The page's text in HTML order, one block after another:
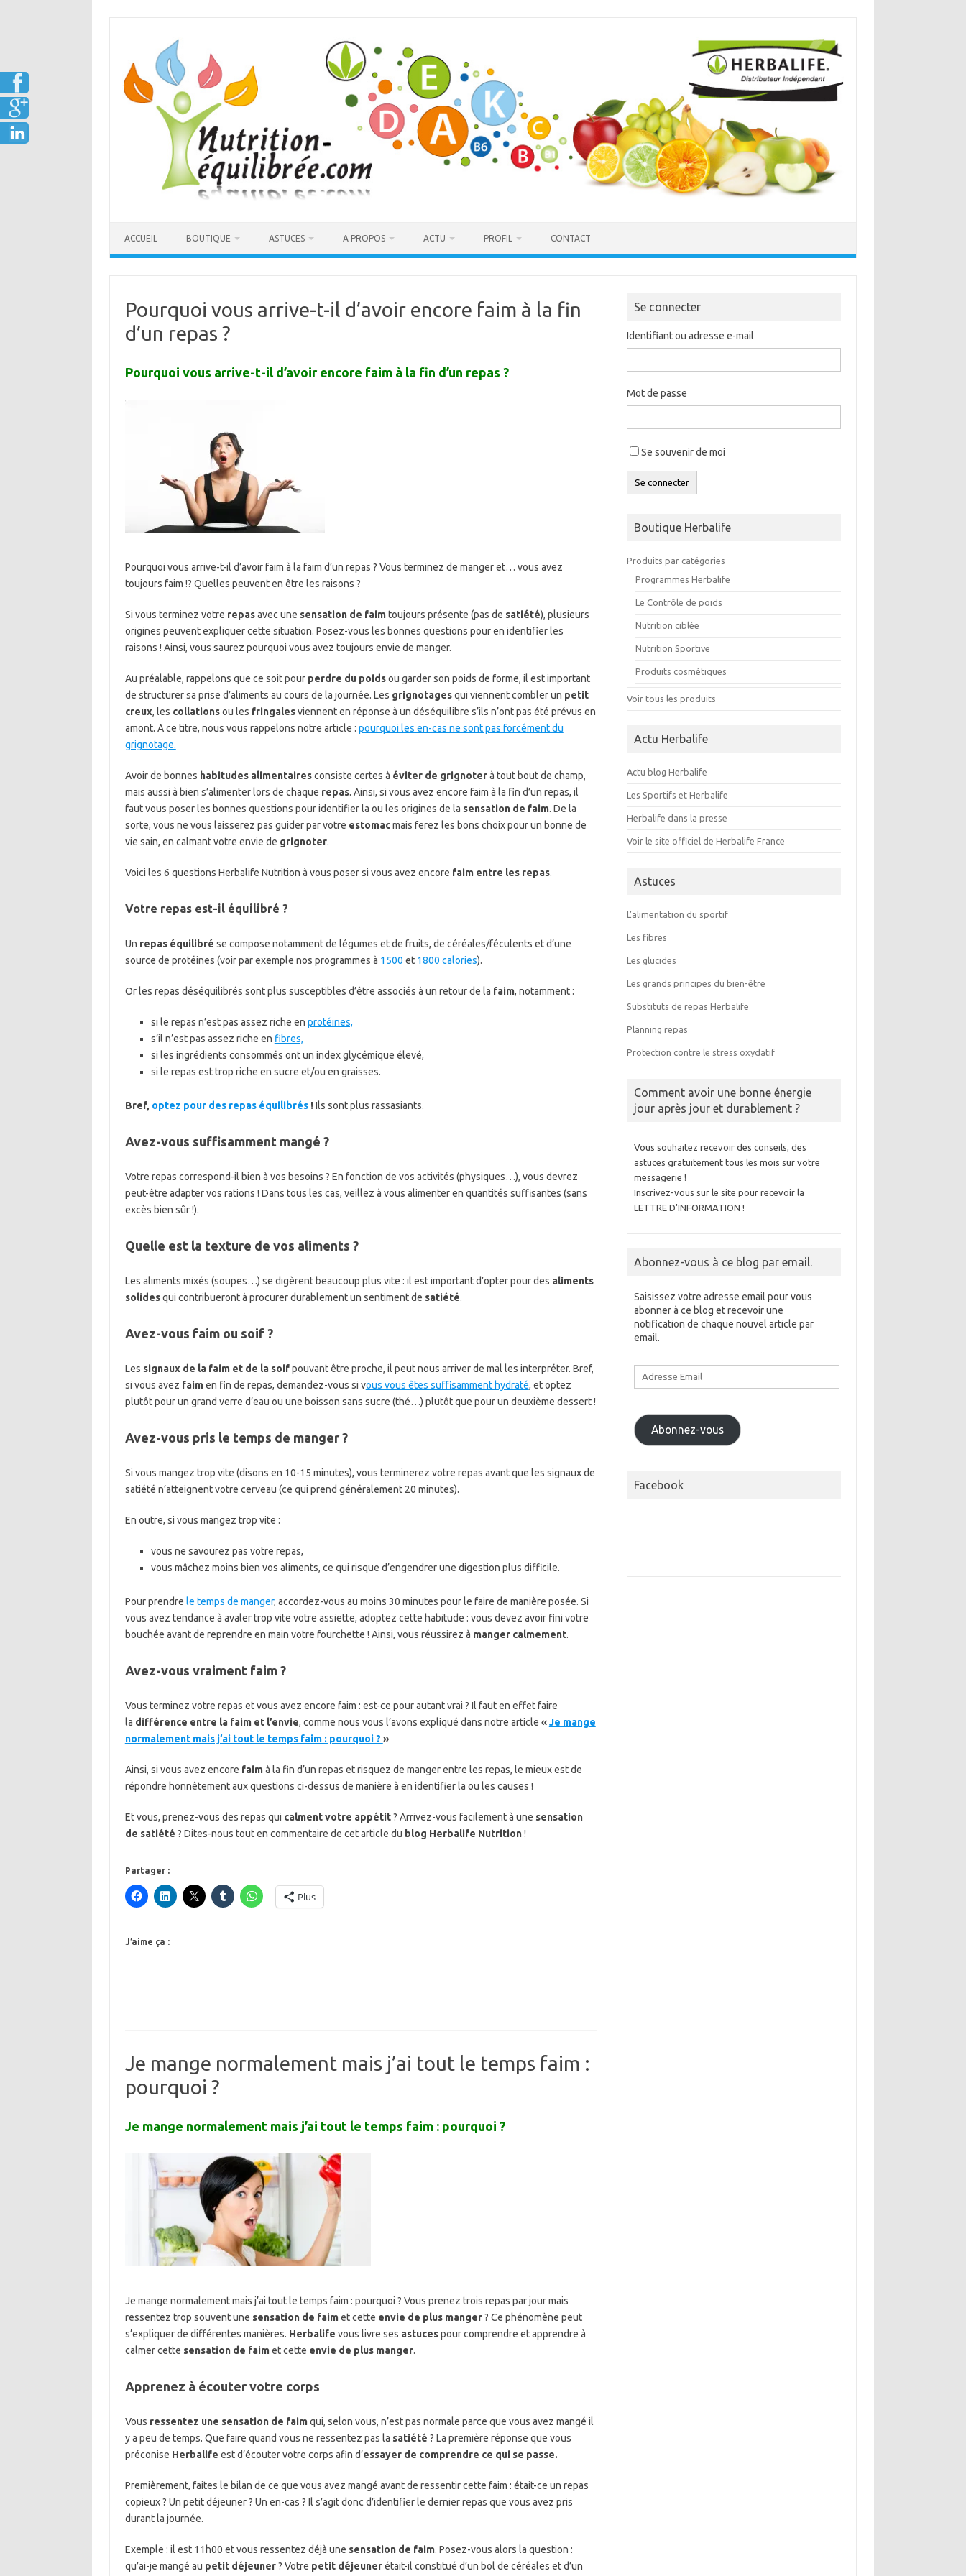
ACCUEIL BOUTIQUE ASTUCES A PROPOS ACTU PROFIL CONTACT
Pourquoi vous arrive-t-il d’avoir encore faim à la fin
d’un repas ?
Pourquoi vous arrive-t-il d’avoir encore faim à la fin d’un repas ?
Pourquoi vous arrive-t-il d’avoir faim à la faim d’un repas ? Vous terminez de manger et… vous avez
toujours faim !? Quelles peuvent en être les raisons ?
Si vous terminez votre repasavec une sensation de faimtoujours présente (pas de satiété), plusieurs
origines peuvent expliquer cette situation. Posez-vous les bonnes questions pour en identifier les
raisons ! Ainsi, vous saurez pourquoi vous avez toujours envie de manger.
Au préalable, rappelons que ce soit pour perdre du poidsou garder son poids de forme, il est important
de structurer sa prise d’aliments au cours de la journée. Les grignotagesqui viennent combler un petit
creux, les collationsou les fringalesviennent en réponse à un déséquilibre s’ils n’ont pas été prévus en
amont. A ce titre, nous vous rappelons notre article : pourquoi les en-cas ne sont pas forcément du
grignotage.
Avoir de bonnes habitudes alimentairesconsiste certes à éviter de grignoterà tout bout de champ,
mais aussi à bien s’alimenter lors de chaque repas. Ainsi, si vous avez encore faim à la fin d’un repas, il
faut vous poser les bonnes questions pour identifier la ou les origines de la sensation de faim. De la
sorte, vous ne vous laisserez pas guider par votre estomacmais ferez les bons choix pour un bonne de
vie sain, en calmant votre envie de grignoter.
Voici les 6 questions Herbalife Nutrition à vous poser si vous avez encore faim entre les repas.
Votre repas est-il équilibré ?
Un repas équilibré se compose notamment de légumes et de fruits, de céréales/féculents et d’une
source de protéines (voir par exemple nos programmes à 1500 et 1800 calories).
Or les repas déséquilibrés sont plus susceptibles d’être associés à un retour de la faim, notamment :
si le repas n’est pas assez riche en protéines,
s’il n’est pas assez riche en fibres,
si les ingrédients consommés ont un index glycémique élevé,
si le repas est trop riche en sucre et/ou en graisses.
Bref, optez pour des repas équilibrés !Ils sont plus rassasiants.
Avez-vous suffisamment mangé ?
Votre repas correspond-il bien à vos besoins ? En fonction de vos activités (physiques…), vous devrez
peut-être adapter vos rations ! Dans tous les cas, veillez à vous alimenter en quantités suffisantes (sans
excès bien sûr !).
Quelle est la texture de vos aliments ?
Les aliments mixés (soupes…) se digèrent beaucoup plus vite : il est important d’opter pour des aliments
solidesqui contribueront à procurer durablement un sentiment de satiété.
Avez-vous faim ou soif ?
Les signaux de la faim et de la soifpouvant être proche, il peut nous arriver de mal les interpréter. Bref,
si vous avez faimen fin de repas, demandez-vous si vous vous êtes suffisamment hydraté, et optez
plutôt pour un grand verre d’eau ou une boisson sans sucre (thé…) plutôt que pour un deuxième dessert !
Avez-vous pris le temps de manger ?
Si vous mangez trop vite (disons en 10-15 minutes), vous terminerez votre repas avant que les signaux de
satiété n’atteignent votre cerveau (ce qui prend généralement 20 minutes).
En outre, si vous mangez trop vite :
vous ne savourez pas votre repas,
vous mâchez moins bien vos aliments, ce qui risque d’engendrer une digestion plus difficile.
Pour prendre le temps de manger, accordez-vous au moins 30 minutes pour le faire de manière posée. Si
vous avez tendance à avaler trop vite votre assiette, adoptez cette habitude : vous devez avoir fini votre
bouchée avant de reprendre en main votre fourchette ! Ainsi, vous réussirez à manger calmement.
Avez-vous vraiment faim ?
Vous terminez votre repas et vous avez encore faim : est-ce pour autant vrai ? Il faut en effet faire
la différence entre la faim et l’envie, comme nous vous l’avons expliqué dans notre article «Je mange
normalement mais j’ai tout le temps faim : pourquoi ? »
Ainsi, si vous avez encore faimà la fin d’un repas et risquez de manger entre les repas, le mieux est de
répondre honnêtement aux questions ci-dessus de manière à en identifier la ou les causes !
Et vous, prenez-vous des repas qui calment votre appétit? Arrivez-vous facilement à une sensation
de satiété ? Dites-nous tout en commentaire de cet article du blog Herbalife Nutrition!
Partager :
Plus
J’aime ça :
Je mange normalement mais j’ai tout le temps faim :
pourquoi ?
Je mange normalement mais j’ai tout le temps faim : pourquoi ?
Je mange normalement mais j’ai tout le temps faim : pourquoi ? Vous prenez trois repas par jour mais
ressentez trop souvent une sensation de faimet cette envie de plus manger? Ce phénomène peut
s’expliquer de différentes manières. Herbalife vous livre ses astucespour comprendre et apprendre à
calmer cette sensation de faimet cette envie de plus manger.
Apprenez à écouter votre corps
Vous ressentez une sensation de faimqui, selon vous, n’est pas normale parce que vous avez mangé il
y a peu de temps. Que faire quand vous ne ressentez pas la satiété ? La première réponse que vous
préconise Herbalife est d’écouter votre corps afin d’essayer de comprendre ce qui se passe.
Premièrement, faites le bilan de ce que vous avez mangé avant de ressentir cette faim : était-ce un repas
copieux ? Un petit déjeuner ? Un en-cas ? Il s’agit donc d’identifier le dernier repas que vous avez pris
durant la journée.
Exemple : il est 11h00 et vous ressentez déjà une sensation de faim. Posez-vous alors la question :
qu’ai-je mangé au petit déjeuner? Votre petit déjeunerétait-il constitué d’un bol de céréales et d’un
Se connecter
Identifiant ou adresse e-mail
Mot de passe
Se souvenir de moi
Se connecter
Boutique Herbalife
Produits par catégories
Programmes Herbalife
Le Contrôle de poids
Nutrition ciblée
Nutrition Sportive
Produits cosmétiques
Voir tous les produits
Actu Herbalife
Actu blog Herbalife
Les Sportifs et Herbalife
Herbalife dans la presse
Voir le site officiel de Herbalife France
Astuces
L’alimentation du sportif
Les fibres
Les glucides
Les grands principes du bien-être
Substituts de repas Herbalife
Planning repas
Protection contre le stress oxydatif
Comment avoir une bonne énergie
jour après jour et durablement ?
Vous souhaitez recevoir des conseils, des
astuces gratuitement tous les mois sur votre
messagerie !
Inscrivez-vous sur le site pour recevoir la
LETTRE D'INFORMATION !
Abonnez-vous à ce blog par email.
Saisissez votre adresse email pour vous
abonner à ce blog et recevoir une
notification de chaque nouvel article par
email.
Adresse
Abonnez-vous
Facebook